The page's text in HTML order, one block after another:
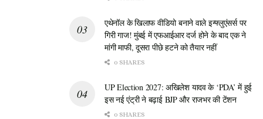
आयोजनों के जरिए चुपचाप ब्राह्मण समाज को यह मैसेज दे रहे हैं कि सरकार
उनके मान-सम्मान का पूरा ध्यान रख रही है।
कुल मिलाकर, मनोज पांडेय की यह बटुक पूजा सिर्फ अपनी अहमियत बढ़ाने
के लिए नहीं है, बल्कि यह यूपी की उस बड़ी राजनीतिक बिसात का हिस्सा है,
जहां हर जाति को साधना जरूरी है। ब्रजेश पाठक और मनोज पांडेय की यह
जोड़ी आने वाले चुनावों में बीजेपी को इसका कितना फायदा दिला पाएगी, यह
एथेनॉल के खिलाफ वीडियो बनाने वाले इन्फ्लुएंसर्स पर
गिरी गाज! मुंबई में एफआईआर दर्ज होने के बाद एक ने
मांगी माफी, दूसरा पीछे हटने को तैयार नहीं
0 SHARES
UP Election 2027: अखिलेश यादव के ‘PDA’ में हुई
इस नई एंट्री ने बढ़ाई BJP और राजभर की टेंशन
0 SHARES